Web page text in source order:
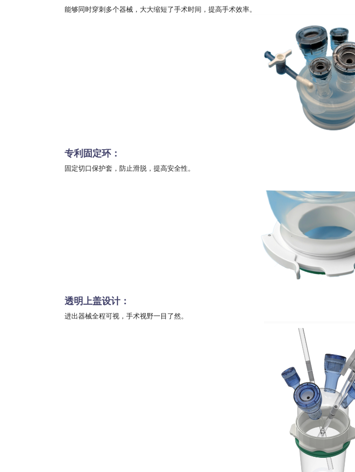
能够同时穿刺多个器械，大大缩短了手术时间，提高手术效率。
专利固定环：
固定切口保护套，防止滑脱，提高安全性。
透明上盖设计：
进出器械全程可视，手术视野一目了然。